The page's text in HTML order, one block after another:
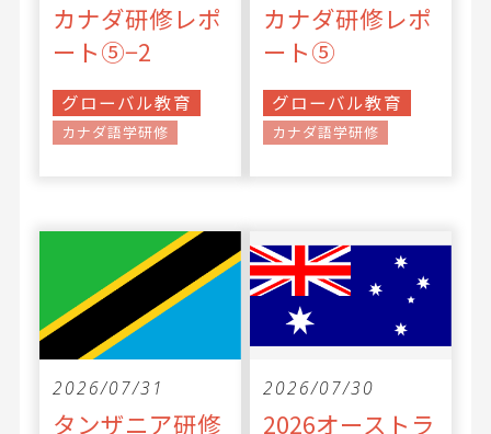
カナダ研修レポ
ート⑤−2
グローバル教育
カナダ語学研修
カナダ研修レポ
ート⑤
グローバル教育
カナダ語学研修
2026/07/31
タンザニア研修
2026/07/30
2026オーストラ